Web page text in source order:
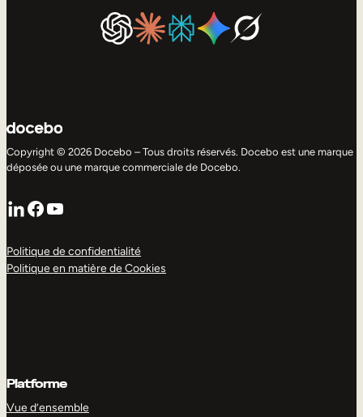
Copyright © 2026 Docebo – Tous droits réservés. Docebo est une marque
déposée ou une marque commerciale de Docebo.
LinkedIn
Facebook
YouTube
Politique de confidentialité
Politique en matière de Cookies
Platforme
Vue d’ensemble